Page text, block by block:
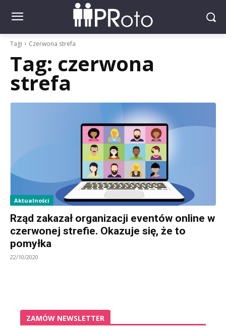
Tagi Czerwona strefa
Tag: czerwona
strefa
Aktualności
Rząd zakazał organizacji eventów online w
czerwonej strefie. Okazuje się, że to
pomyłka
22/10/2020
ZAMÓW NEWSLETTER